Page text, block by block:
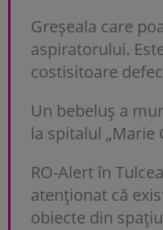
Greșeala care
aspiratorului.
costisitoare
Un bebeluș a
la spitalul „Marie
RO-Alert în
atenționat că
obiecte din